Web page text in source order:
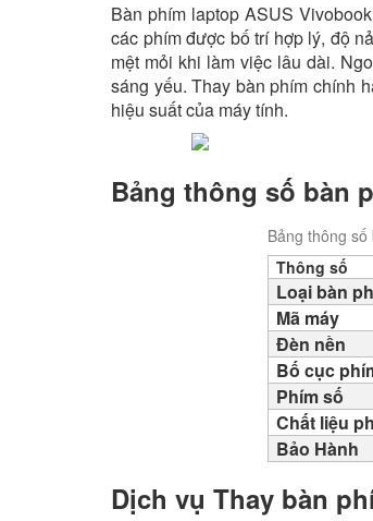
Bàn phím laptop ASUS
các phím được bố trí hợp lý, độ
mệt mỏi khi làm việc lâu dài.
sáng yếu. Thay bàn phím chính
hiệu suất của máy tính.
Bảng thông số bàn
Bảng thông
Thông số
Loại bàn
Mã máy
Đèn nền
Bố cục
Phím số
Chất liệu
Bảo Hành
Dịch vụ Thay bàn